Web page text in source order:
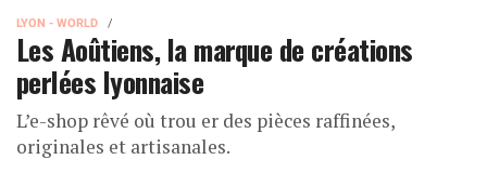
LYON - WORLD
Les Aoûtiens, la marque de créations
perlées lyonnaise
L’e-shop rêvé où trou er des pièces raffinées,
originales et artisanales.